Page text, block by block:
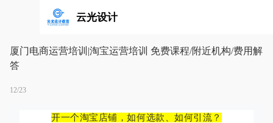
云光设计
厦门电商运营培训|淘宝运营培训 免费课程/附近机构/费用解
答
12/23
开一个淘宝店铺，如何选款、如何引流？